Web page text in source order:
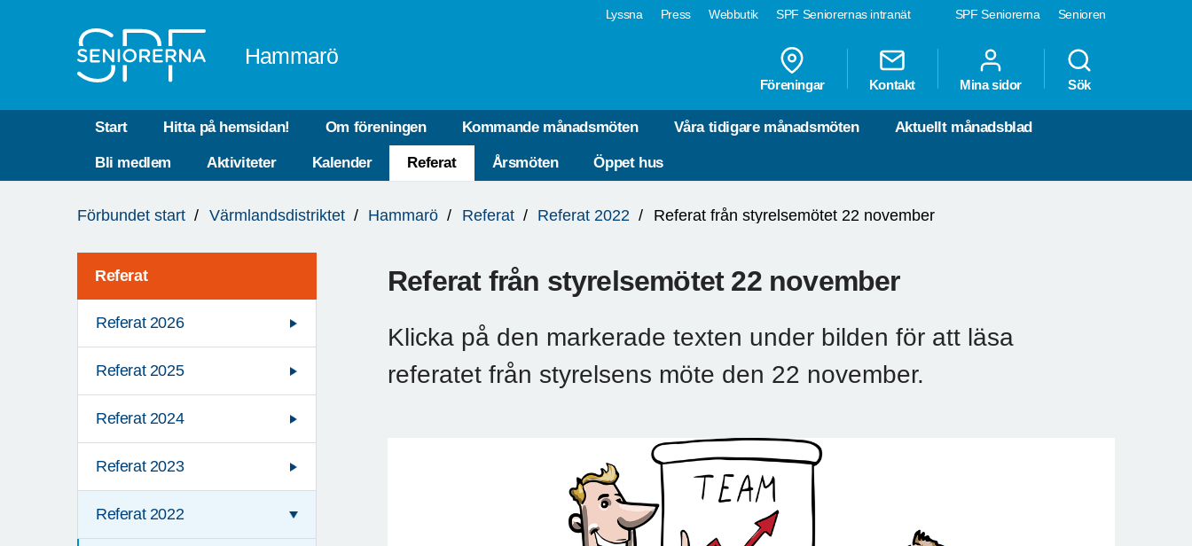
SPF Seniorerna Senioren
Lyssna Press Webbutik SPF Seniorernas intranät
Hammarö
Föreningar Kontakt Mina sidor Sök
Start Hitta på hemsidan! Om föreningen Kommande månadsmöten Våra tidigare månadsmöten Aktuellt månadsblad
Bli medlem Aktiviteter Kalender Referat Årsmöten Öppet hus
är
Förbundet start Värmlandsdistriktet Hammarö Referat Referat 2022 Referat från styrelsemötet 22 november
Referat
Referat 2026
Referat 2025
Referat 2024
Referat 2023
Referat 2022
Referat från styrelsemötet 22 november
Klicka på den markerade texten under bilden för att läsa
referatet från styrelsens möte den 22 november.